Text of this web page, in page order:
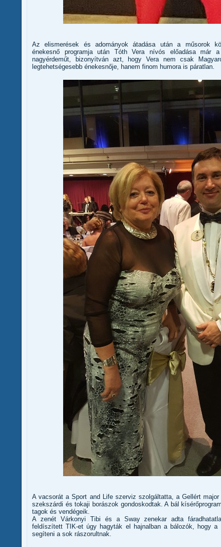
Az elismerések és adományok átadása után a műsorok
énekesnő programja után Tóth Vera nívós előadása már
nagyérdeműt, bizonyítván azt, hogy Vera nem csak
legtehetségesebb énekesnője, hanem finom humora is páratlan.
A vacsorát a Sport and Life szerviz szolgáltatta, a Gellért
szekszárdi és tokaji borászok gondoskodtak. A bál
tagok és vendégeik.
A zenét Várkonyi Tibi és a Sway zenekar adta
feldíszített TIK-et úgy hagyták el hajnalban a bálozók, hogy
segíteni a sok rászorultnak.